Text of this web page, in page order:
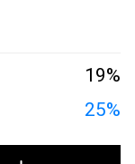
19%
25%